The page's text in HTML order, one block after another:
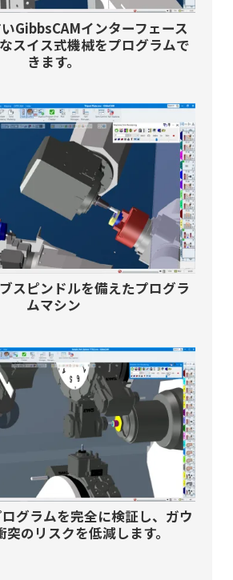
GibbsCAMインターフェース
スイス式機械をプログラムで
きます。
スピンドルを備えたプログラ
ムマシン
グラムを完全に検証し、ガウ
突のリスクを低減します。